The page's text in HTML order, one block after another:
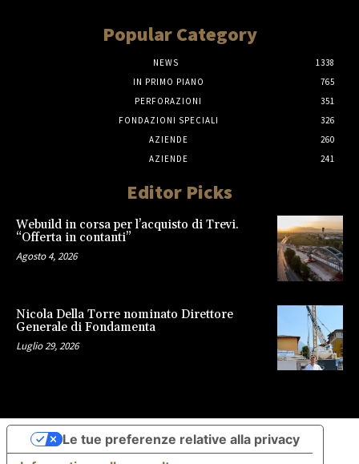
Popular Category
NEWS
1338
IN PRIMO PIANO
765
PERFORAZIONI
351
FONDAZIONI SPECIALI
326
AZIENDE
260
AZIENDE
241
Editor Picks
Webuild in corsa per l’acquisto di Trevi.
“Offerta in contanti”
Agosto 4, 2026
Nicola Della Torre nominato Direttore
Generale di Fondamenta
Luglio 29, 2026
Le tue preferenze relative alla privacy